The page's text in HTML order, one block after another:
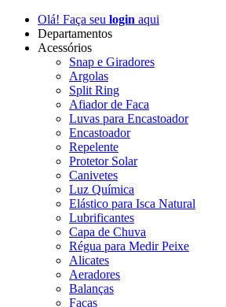
Olá! Faça seu login aqui
Departamentos
Acessórios
Snap e Giradores
Argolas
Split Ring
Afiador de Faca
Luvas para Encastoador
Encastoador
Repelente
Protetor Solar
Canivetes
Luz Química
Elástico para Isca Natural
Lubrificantes
Capa de Chuva
Régua para Medir Peixe
Alicates
Aeradores
Balanças
Facas